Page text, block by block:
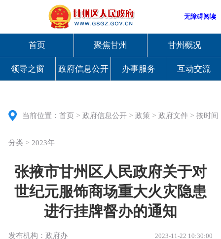
无障碍阅读
首页 聚焦甘州 甘州概况
领导之窗 政府信息公开 办事服务 互动交流
当前位置：首页 >政府信息公开 >政策 >政府文件 >按时间
分类 >2023年
张掖市甘州区人民政府关于对
世纪元服饰商场重大火灾隐患
进行挂牌督办的通知
发布机构：政府办 2023-11-22 10:30:00